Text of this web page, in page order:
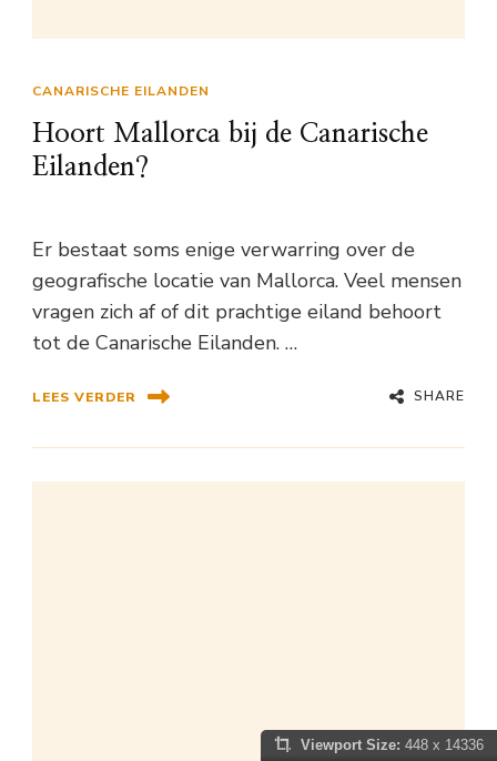
CANARISCHE EILANDEN
Hoort Mallorca bij de Canarische
Eilanden?
Er bestaat soms enige verwarring over de
geografische locatie van Mallorca. Veel mensen
vragen zich af of dit prachtige eiland behoort
tot de Canarische Eilanden. …
LEES VERDER SHARE
Viewport Size: 448 x 14336